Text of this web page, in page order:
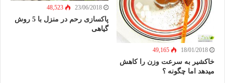
18/01/2018
49,165
خاکشیر به سرعت وزن را کاهش
میدهد اما چگونه ؟
23/06/2018
48,523
پاکسازی رحم در منزل با 5 روش
گیاهی